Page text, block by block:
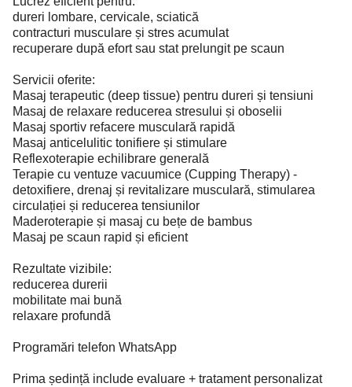
dureri lombare, cervicale, sciatică
contracturi musculare și stres acumulat
recuperare după efort sau stat prelungit pe scaun
Servicii oferite:
Masaj terapeutic (deep tissue) pentru dureri și tensiuni
Masaj de relaxare reducerea stresului și oboselii
Masaj sportiv refacere musculară rapidă
Masaj anticelulitic tonifiere și stimulare
Reflexoterapie echilibrare generală
Terapie cu ventuze vacuumice (Cupping Therapy) -
detoxifiere, drenaj și revitalizare musculară, stimularea
circulației și reducerea tensiunilor
Maderoterapie și masaj cu bețe de bambus
Masaj pe scaun rapid și eficient
Rezultate vizibile:
reducerea durerii
mobilitate mai bună
relaxare profundă
Programări telefon WhatsApp
Prima ședință include evaluare + tratament personalizat